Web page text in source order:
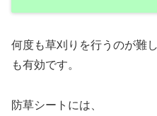
何度も草刈りを行うのが難
も有効です。
防草シートには、